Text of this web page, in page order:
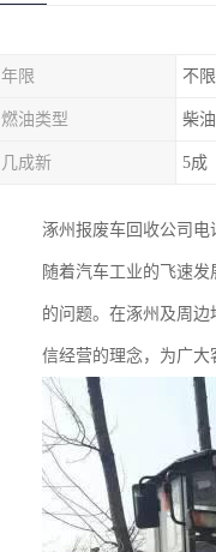
年限 不限
燃油类型 柴
几成新 5成
涿州报废车回收公司
随着汽车工业的飞速
的问题。在涿州及周
信经营的理念，为广大